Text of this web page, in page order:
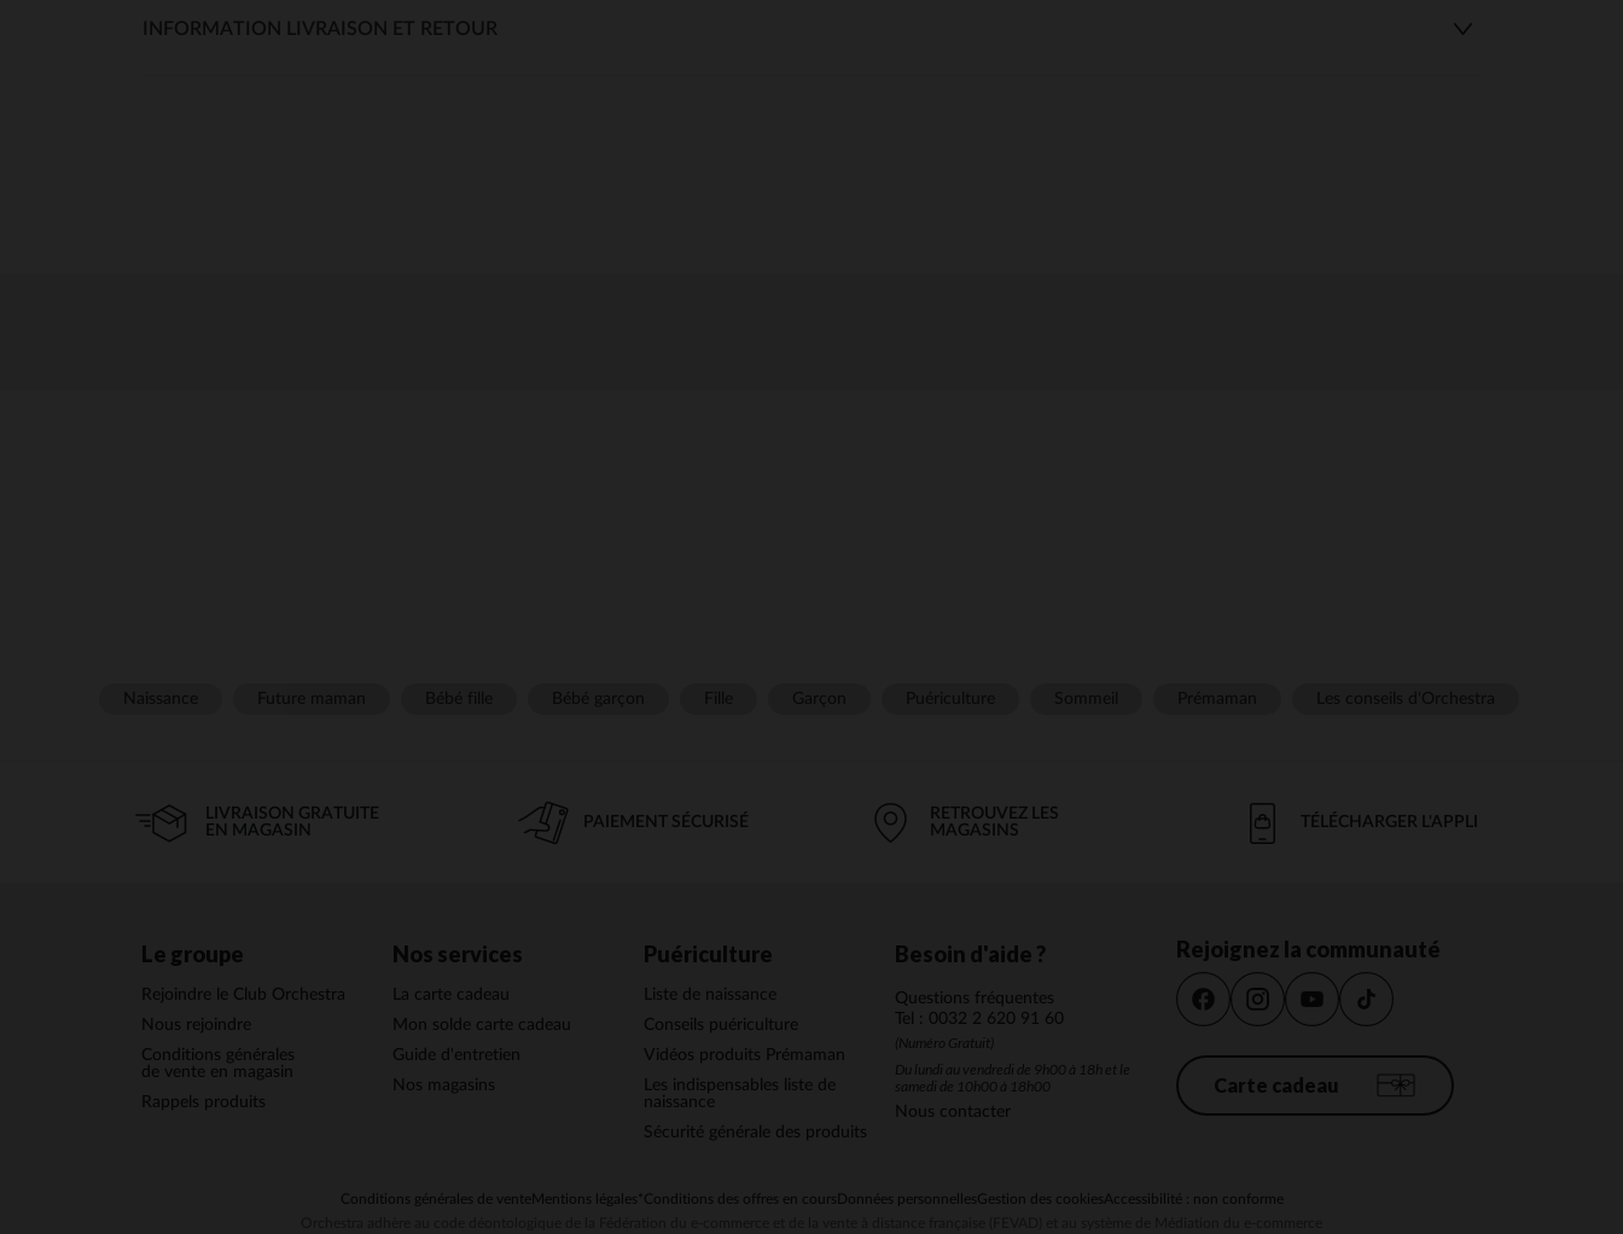
INFORMATION LIVRAISON ET RETOUR
LIVRAISON GRATUITE
EN MAGASIN
PAIEMENT SÉCURISÉ
RETROUVEZ LES
MAGASINS
TÉLÉCHARGER L'APPLI
Le groupe
Rejoindre le Club Orchestra
Nous rejoindre
Conditions générales
de vente en magasin
Rappels produits
Nos services
La carte cadeau
Mon solde carte cadeau
Guide d'entretien
Nos magasins
Puériculture
Liste de naissance
Conseils puériculture
Vidéos produits Prémaman
Les indispensables liste de
naissance
Sécurité générale des produits
Besoin d'aide ?
Questions fréquentes
Tel : 0032 2 620 91 60
(Numéro Gratuit)
Du lundi au vendredi de 9h00 à 18h et le
samedi de 10h00 à 18h00
Nous contacter
Rejoignez la communauté
Carte cadeau
Conditions générales de venteMentions légales *Conditions des offres en cours Données personnellesGestion des cookiesAccessibilité : non conforme